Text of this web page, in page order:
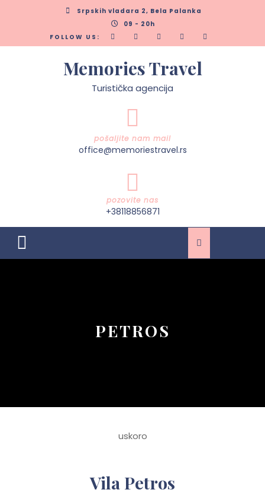
Srpskih vladara 2, Bela Palanka
09 - 20h
FOLLOW US:
Memories Travel
Turistička agencija
pošaljite nam mail
office@memoriestravel.rs
pozovite nas
+38118856871
Open
PETROS
uskoro
Vila Petros